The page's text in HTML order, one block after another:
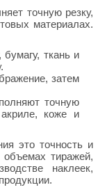
точную резку,
материалах.
ткань и
затем
точную
коже и
это точность и
тиражей,
наклеек,